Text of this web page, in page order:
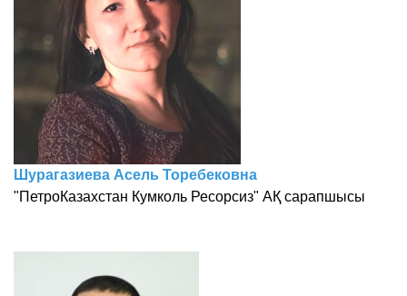
Шурагазиева Асель Торебековна
"ПетроКазахстан Кумколь Ресорсиз" АҚ сарапшысы